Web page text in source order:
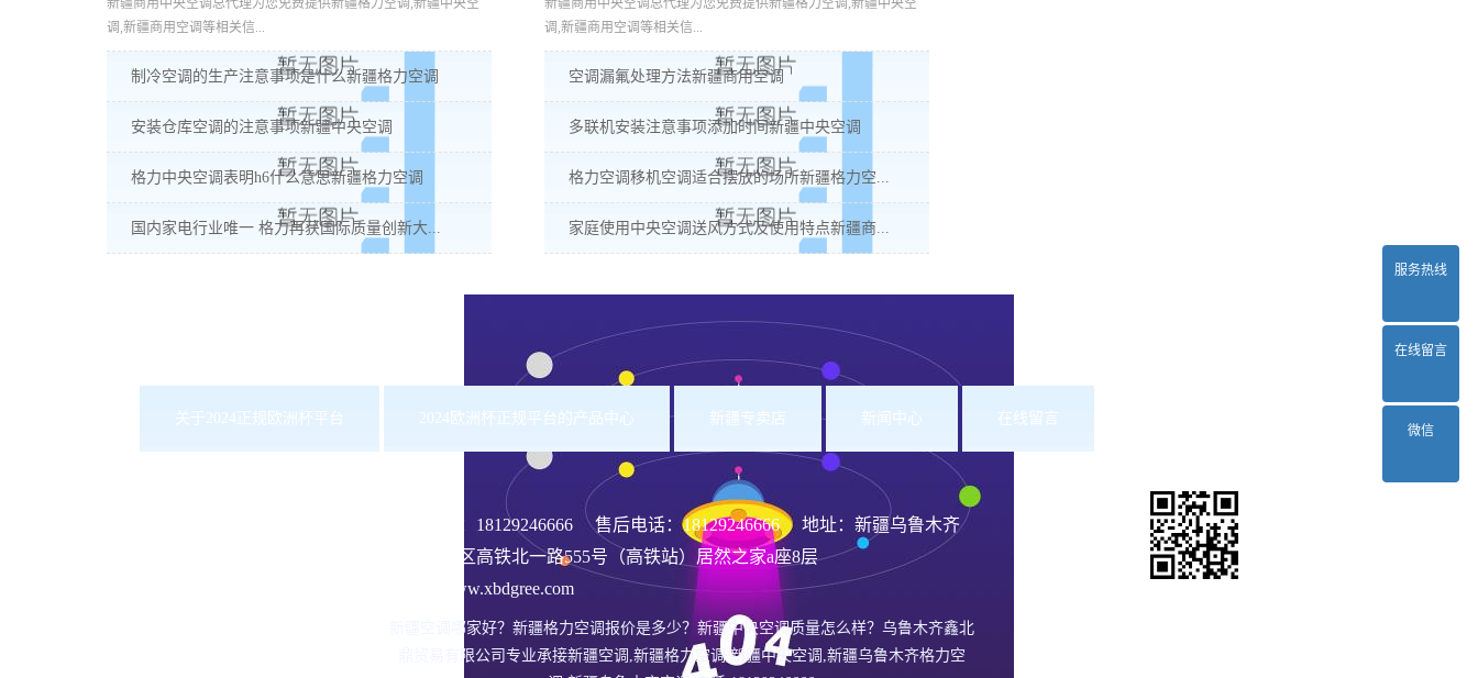
调,新疆商用空调等相关信...
制冷空调的生产注意事项是什么新疆格力空调
安装仓库空调的注意事项新疆中央空调
格力中央空调表明h6什么意思新疆格力空调
国内家电行业唯一 格力再获国际质量创新大...
调,新疆商用空调等相关信...
空调漏氟处理方法新疆商用空调
多联机安装注意事项添加时间新疆中央空调
格力空调移机空调适合摆放的场所新疆格力空...
家庭使用中央空调送风方式及使用特点新疆商...
关于2024正规欧洲杯平台 2024欧洲杯正规平台的产品中心 新疆专卖店 新闻中心 在线留言
18129246666 售后电话：18129246666 地址：新疆乌鲁木齐
沙依巴克区高铁北一路555号（高铁站）居然之家a座8层
网址：www.xbdgree.com
新疆空调哪家好？新疆格力空调报价是多少？新疆中央空调质量怎么样？乌鲁木齐鑫北
鼎贸易有限公司专业承接新疆空调,新疆格力空调,新疆中央空调,新疆乌鲁木齐格力空
服务热线
在线留言
微信